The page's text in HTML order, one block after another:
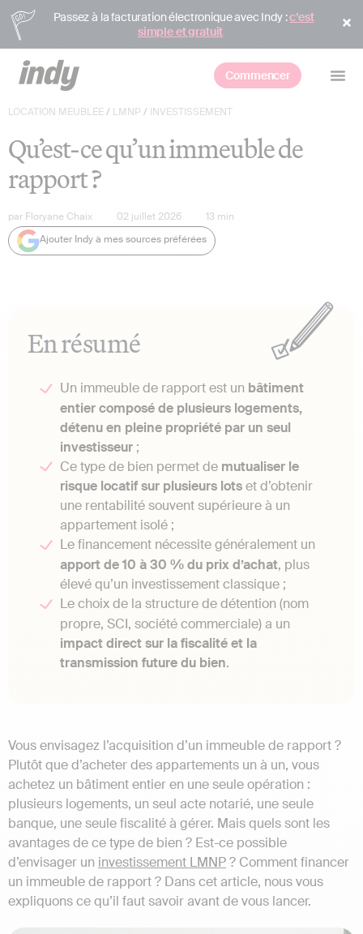
Passez à la facturation électronique avec Indy :c’est
simple et gratuit
Commencer
LOCATION MEUBLÉE/ LMNP / INVESTISSEMENT
Qu’est-ce qu’un immeuble de
rapport ?
par Floryane Chaix 02 juillet 2026 13 min
Ajouter Indy à mes sources préférées
En résumé
Un immeuble de rapport est un bâtiment
entier composé de plusieurs logements,
détenu en pleine propriété par un seul
investisseur ;
Ce type de bien permet de mutualiser le
risque locatif sur plusieurs lotset d’obtenir
une rentabilité souvent supérieure à un
appartement isolé ;
Le financement nécessite généralement un
apport de 10 à 30 % du prix d’achat, plus
élevé qu’un investissement classique ;
Le choix de la structure de détention (nom
propre, SCI, société commerciale) a un
impact direct sur la fiscalité et la
transmission future du bien.
Vous envisagez l’acquisition d’un immeuble de rapport ?
Plutôt que d’acheter des appartements un à un, vous
achetez un bâtiment entier en une seule opération :
plusieurs logements, un seul acte notarié, une seule
banque, une seule fiscalité à gérer. Mais quels sont les
avantages de ce type de bien ? Est-ce possible
d’envisager un investissement LMNP? Comment financer
un immeuble de rapport ? Dans cet article, nous vous
expliquons ce qu’il faut savoir avant de vous lancer.